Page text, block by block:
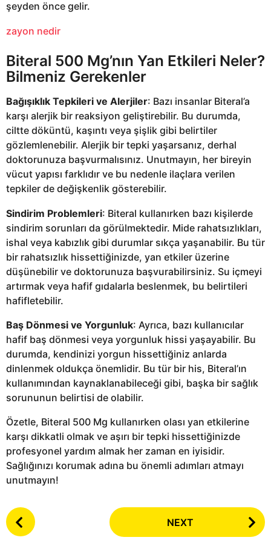
şeyden önce gelir.
zayon nedir
Biteral 500 Mg’nın Yan Etkileri Neler?
Bilmeniz Gerekenler
Bağışıklık Tepkileri ve Alerjiler: Bazı insanlar Biteral’a
karşı alerjik bir reaksiyon geliştirebilir. Bu durumda,
ciltte döküntü, kaşıntı veya şişlik gibi belirtiler
gözlemlenebilir. Alerjik bir tepki yaşarsanız, derhal
doktorunuza başvurmalısınız. Unutmayın, her bireyin
vücut yapısı farklıdır ve bu nedenle ilaçlara verilen
tepkiler de değişkenlik gösterebilir.
Sindirim Problemleri: Biteral kullanırken bazı kişilerde
sindirim sorunları da görülmektedir. Mide rahatsızlıkları,
ishal veya kabızlık gibi durumlar sıkça yaşanabilir. Bu tür
bir rahatsızlık hissettiğinizde, yan etkiler üzerine
düşünebilir ve doktorunuza başvurabilirsiniz. Su içmeyi
artırmak veya hafif gıdalarla beslenmek, bu belirtileri
hafifletebilir.
Baş Dönmesi ve Yorgunluk: Ayrıca, bazı kullanıcılar
hafif baş dönmesi veya yorgunluk hissi yaşayabilir. Bu
durumda, kendinizi yorgun hissettiğiniz anlarda
dinlenmek oldukça önemlidir. Bu tür bir his, Biteral’ın
kullanımından kaynaklanabileceği gibi, başka bir sağlık
sorununun belirtisi de olabilir.
Özetle, Biteral 500 Mg kullanırken olası yan etkilerine
karşı dikkatli olmak ve aşırı bir tepki hissettiğinizde
profesyonel yardım almak her zaman en iyisidir.
Sağlığınızı korumak adına bu önemli adımları atmayı
unutmayın!
P
o
NEXT